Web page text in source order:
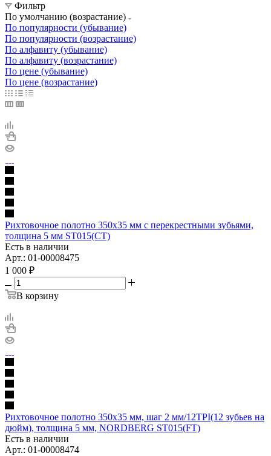
Фильтр
По умолчанию (возрастание)
По популярности (убывание)
По популярности (возрастание)
По алфавиту (убывание)
По алфавиту (возрастание)
По цене (убывание)
По цене (возрастание)
Рихтовочное полотно 350х35 мм с перекрестными зубьями,
толщина 5 мм ST015(CT)
Есть в наличии
Арт.: 01-00008475
1 000 ₽
В корзину
Рихтовочное полотно 350х35 мм, шаг 2 мм/12TPI(12 зубьев на
дюйм), толщина 5 мм, NORDBERG ST015(FT)
Есть в наличии
Арт.: 01-00008474